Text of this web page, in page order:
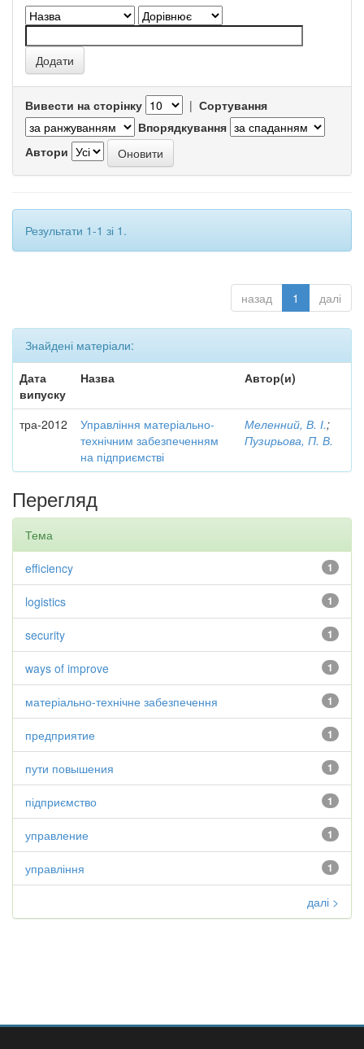
Вивести на сторінку | Сортування
Впорядкування
Автори
Результати 1-1 зі 1.
назад 1 далі
Знайдені матеріали:
Дата
випуску
Назва Автор(и)
тра-2012
Управління матеріально-
технічним забезпеченням
на підприємстві
Меленний, В. І.;
Пузирьова, П. В.
Перегляд
Тема
1
efficiency
1
logistics
1
security
1
ways of improve
1
матеріально-технічне забезпечення
1
предприятие
1
пути повышения
1
підприємство
1
управление
1
управління
далі >